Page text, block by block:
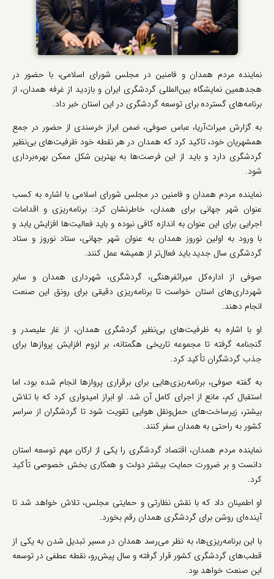
نماینده مردم همدان و فامنین در مجلس شورای اسلامی، با حضور در
هجدهمین نمایشگاه بین‌المللی گردشگری ایران و بازدید از غرفه همدان، از
برنامه‌های گسترده برای توسعه گردشگری در این استان خبر داد.
به گزارش میراث‌آریا، عباس صوفی، ضمن ابراز خرسندی از حضور در جمع
همشهریان خود، تاکید کرد که همدان در هر نقطه خود ظرفیت‌های بی‌نظیر
گردشگری دارد و باید از این فرصت‌ها به بهترین شکل ممکن بهره‌برداری
شود.
نماینده مردم همدان و فامنین در مجلس شورای اسلامی با اشاره به کسب
عنوان شهر جهانی برای همدان، خاطرنشان کرد: برنامه‌ریزی و اقدامات
اجرایی برای این عنوان به اندازه کافی نبوده و باید فعالیت‌ها افزایش یابد و
با ورود به اولین نوروز همدان به عنوان شهر جهانی، ستاد نوروز و ستاد
گردشگری سال جدید باید فعال‌تر از همیشه عمل کنند.
صوفی از اداره‌کل میراث‎فرهنگی، گردشگری، شهرداری همدان و سایر
شهرداری‌های استان خواست تا برنامه‌ریزی دقیقی برای رونق این صنعت
انجام دهند.
او با اشاره به ظرفیت‌های بی‌نظیر گردشگری همدان، از غار علیصدر و
گنجنامه گرفته تا مجموعه تاریخی هگمتانه، بر لزوم افزایش پروازها برای
جذب گردشگران تأکید کرد.
به گفته صوفی، برنامه‌ریزی‌هایی برای برقراری پروازها انجام شده بود، اما
استقبال کم، مانع از اجرای کامل آن شد. او ابراز امیدواری کرد که با تلاش
بیشتر، زیرساخت‌های حمل‌ونقل هوایی تقویت شود تا گردشگران از سراسر
کشور به راحتی به همدان سفر کنند.
نماینده مردم همدان، اقتصاد گردشگری را یکی از ارکان مهم توسعه استان
دانست و بر ضرورت حمایت بیشتر دولت و همکاری بخش خصوصی تأکید
کرد.
او اطمینان داد که با نقش نظارتی و حمایتی مجلس، تلاش خواهد شد تا
آینده‌ای روشن برای گردشگری همدان رقم بخورد.
با این برنامه‌ریزی‌ها، به نظر می‌رسد همدان در مسیر تبدیل شدن به یکی از
قطب‌های گردشگری کشور قرار گرفته و سال پیش‌رو، نقطه عطفی در توسعه
این صنعت خواهد بود.